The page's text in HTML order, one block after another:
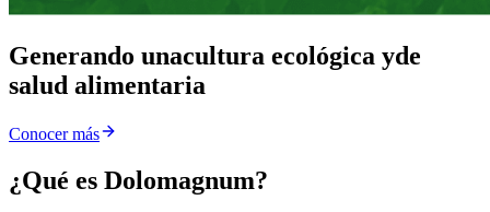
Generando unacultura ecológica yde
salud alimentaria
Conocer más
¿Qué es Dolomagnum?